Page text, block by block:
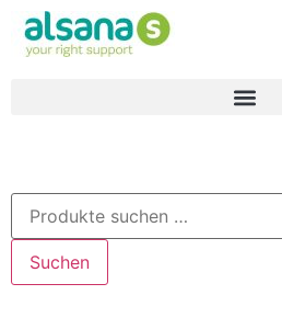
Suchen